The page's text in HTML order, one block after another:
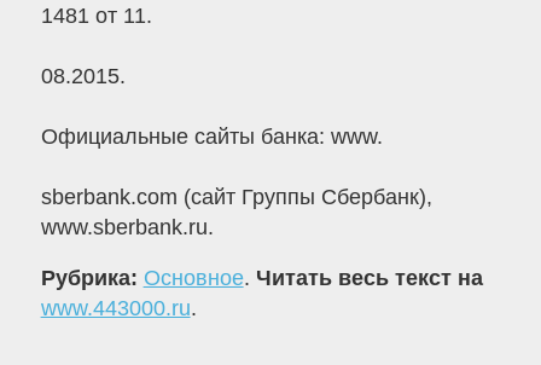
1481 от 11.
08.2015.
Официальные сайты банка: www.
sberbank.com (сайт Группы Сбербанк),
www.sberbank.ru.
Рубрика: Основное. Читать весь текст на
www.443000.ru.